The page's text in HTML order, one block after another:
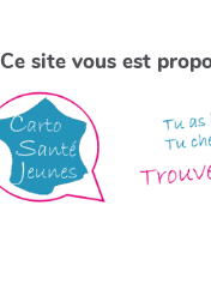
Ce site vous est